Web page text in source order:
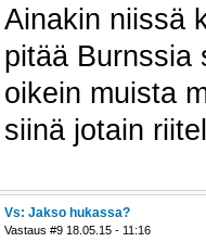
Ainakin niissä
pitää Burnssia
oikein muista
siinä jotain
Vs: Jakso hukassa?
Vastaus #9 18.05.15 - 11:16